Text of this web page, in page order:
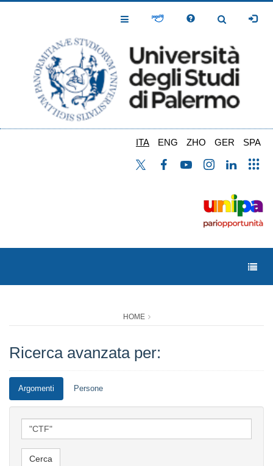
Toggle
Toggle
ITA ENG ZHO GER SPA
HOME
Ricerca avanzata per:
Argomenti Persone